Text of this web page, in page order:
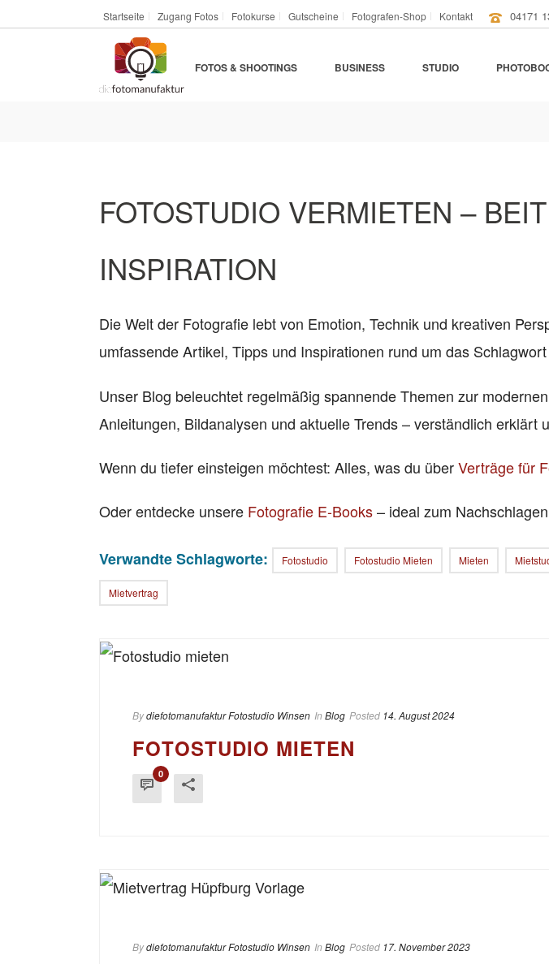
Startseite Zugang Fotos Fotokurse Gutscheine Fotografen-Shop Kontakt 04171
FOTOS & SHOOTINGS BUSINESS STUDIO
FOTOSTUDIO VERMIETEN –
INSPIRATION
Die Welt der Fotografie lebt von Emotion, Technik und kreativen
umfassende Artikel, Tipps und Inspirationen rund um das Schlagwort
Unser Blog beleuchtet regelmäßig spannende Themen zur
Anleitungen, Bildanalysen und aktuelle Trends – verständlich erklärt
Wenn du tiefer einsteigen möchtest: Alles, was du überVerträge für
Oder entdecke unsere Fotografie E-Books– ideal zum
Verwandte Schlagworte: Fotostudio Fotostudio Mieten Mieten
Mietvertrag
Bydiefotomanufaktur Fotostudio Winsen In Blog Posted 14. August 2024
FOTOSTUDIO MIETEN
0
Bydiefotomanufaktur Fotostudio Winsen In Blog Posted 17. November 2023